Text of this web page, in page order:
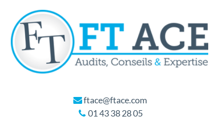
ftace@ftace.com
01 43 38 28 05